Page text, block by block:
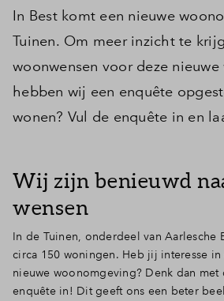
In Best komt een nieuwe
Tuinen. Om meer inzicht te
woonwensen voor deze
hebben wij een enquête
wonen? Vul de enquête in en
Wij zijn benieuwd
wensen
In de Tuinen, onderdeel van Aarlesche
circa 150 woningen. Heb jij interesse
nieuwe woonomgeving? Denk dan met
enquête in! Dit geeft ons een beter